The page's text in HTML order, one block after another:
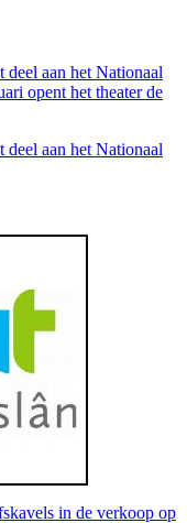
deel aan het Nationaal
opent het theater de
deel aan het Nationaal
in de verkoop op